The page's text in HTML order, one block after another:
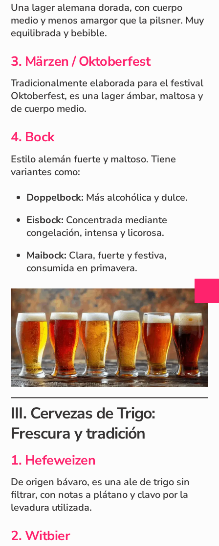
Una lager alemana dorada, con cuerpo
medio y menos amargor que la pilsner. Muy
equilibrada y bebible.
3. Märzen / Oktoberfest
Tradicionalmente elaborada para el festival
Oktoberfest, es una lager ámbar, maltosa y
de cuerpo medio.
4. Bock
Estilo alemán fuerte y maltoso. Tiene
variantes como:
Doppelbock: Más alcohólica y dulce.
Eisbock: Concentrada mediante
congelación, intensa y licorosa.
Maibock: Clara, fuerte y festiva,
consumida en primavera.
III. Cervezas de Trigo:
Frescura y tradición
1. Hefeweizen
De origen bávaro, es una ale de trigo sin
filtrar, con notas a plátano y clavo por la
levadura utilizada.
2. Witbier